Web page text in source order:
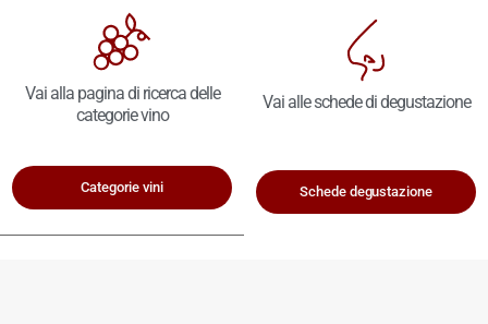
Vai alla pagina di ricerca delle
categorie vino
Categorie vini
Vai alle schede di degustazione
Schede degustazione